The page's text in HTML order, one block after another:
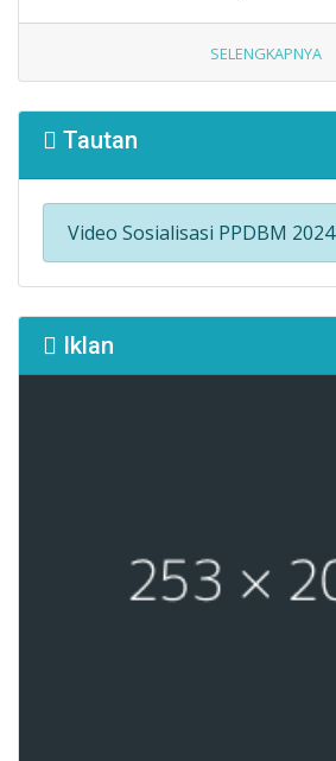
SELENGKAPNYA
Tautan
Video Sosialisasi PPDBM 2024
Iklan